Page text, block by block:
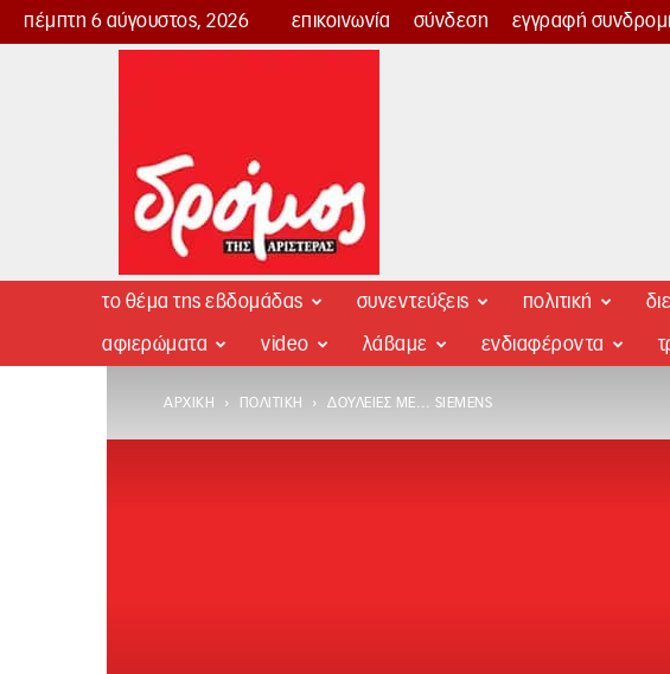
πέμπτη 6 αύγουστος, 2026 επικοινωνία σύνδεση εγγραφή
Δρόμος
το θέμα της εβδομάδας συνεντεύξεις πολιτική
αφιερώματα video λάβαμε ενδιαφέροντα
ΑΡΧΙΚΉ ΠΟΛΙΤΙΚΉ ΔΟΥΛΕΙΈΣ ΜΕ… SIEMENS